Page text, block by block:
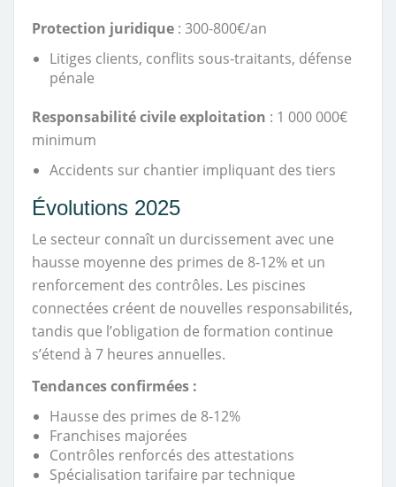
Protection juridique : 300-800€/an
Litiges clients, conflits sous-traitants, défense
pénale
Responsabilité civile exploitation : 1 000 000€
minimum
Accidents sur chantier impliquant des tiers
Évolutions 2025
Le secteur connaît un durcissement avec une
hausse moyenne des primes de 8-12% et un
renforcement des contrôles. Les piscines
connectées créent de nouvelles responsabilités,
tandis que l’obligation de formation continue
s’étend à 7 heures annuelles.
Tendances confirmées :
Hausse des primes de 8-12%
Franchises majorées
Contrôles renforcés des attestations
Spécialisation tarifaire par technique